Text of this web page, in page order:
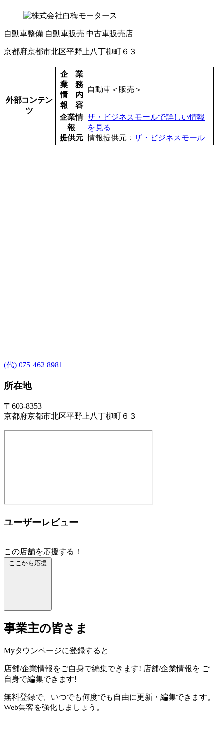
自動車整備 自動車販売 中古車販売店
京都府京都市北区平野上八丁柳町６３
外部コンテン
ツ
企
業
情
報
業
務
内
容
自動車＜販売＞
企業情
報
提供元
ザ・ビジネスモールで詳しい情報
を見る
情報提供元： ザ・ビジネスモール
(代) 075-462-8981
所在地
〒603-8353
京都府京都市北区平野上八丁柳町６３
ユーザーレビュー
この店舗を応援する！
ここから応援
事業主の皆さま
Myタウンページに登録すると
店舗/企業情報をご自身で編集できます! 店舗/企業情報を ご
自身で編集できます!
無料登録で、いつでも何度でも自由に更新・編集できます。
Web集客を強化しましょう。